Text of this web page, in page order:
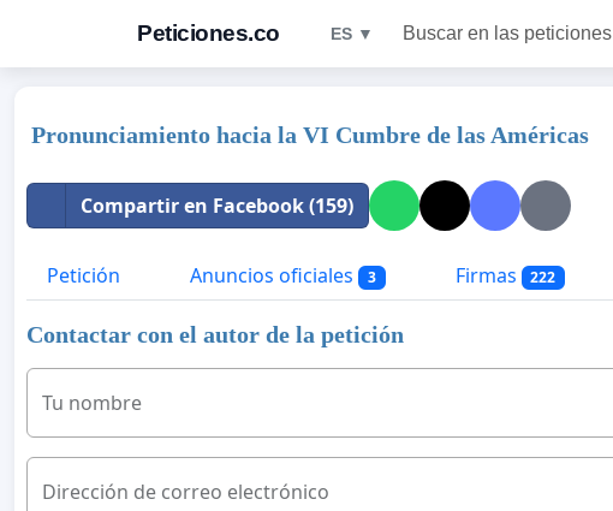
Peticiones.co ES ▼ Buscar en las peticiones
Pronunciamiento hacia la VI Cumbre de las Américas
Compartir en Facebook (159)
Petición Anuncios oficiales 3 Firmas 222
Contactar con el autor de la petición
Tu nombre
Dirección de correo electrónico